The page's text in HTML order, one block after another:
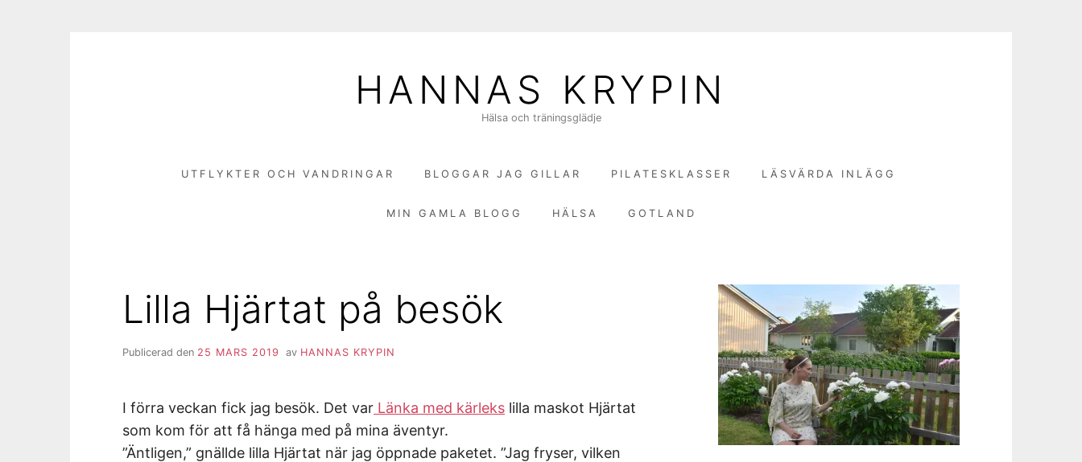
HANNAS KRYPIN
Hälsa och träningsglädje
UTFLYKTER OCH VANDRINGAR BLOGGAR JAG GILLAR PILATESKLASSER LÄSVÄRDA INLÄGG
MIN GAMLA BLOGG HÄLSA GOTLAND
Lilla Hjärtat på besök
Publicerad den 25 MARS 2019 av HANNAS KRYPIN
I förra veckan fick jag besök. Det var Länka med kärleks lilla maskot Hjärtat
som kom för att få hänga med på mina äventyr.
”Äntligen,” gnällde lilla Hjärtat när jag öppnade paketet. ”Jag fryser, vilken